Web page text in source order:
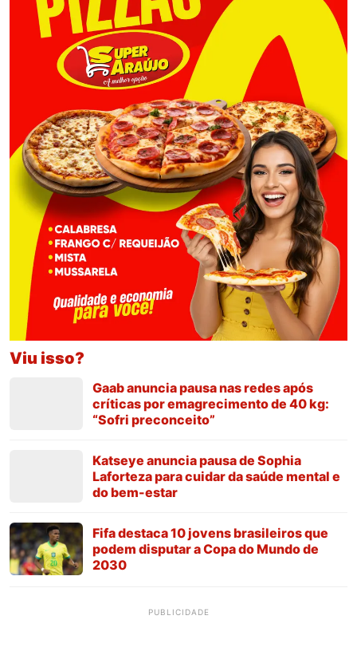
Viu isso?
Gaab anuncia pausa nas redes após
críticas por emagrecimento de 40 kg:
“Sofri preconceito”
Katseye anuncia pausa de Sophia
Laforteza para cuidar da saúde mental e
do bem-estar
Fifa destaca 10 jovens brasileiros que
podem disputar a Copa do Mundo de
2030
PUBLICIDADE